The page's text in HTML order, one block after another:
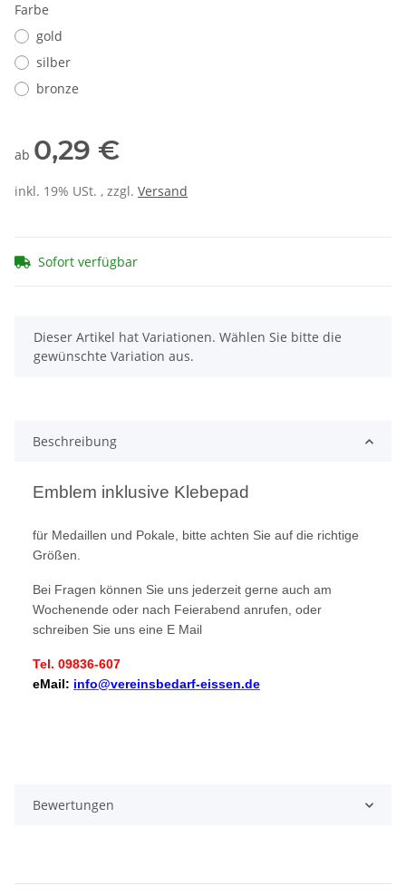
Farbe
gold
silber
bronze
ab 0,29 €
inkl. 19% USt. , zzgl. Versand
Sofort verfügbar
x
Dieser Artikel hat Variationen. Wählen Sie bitte die
gewünschte Variation aus.
Beschreibung
Emblem inklusive Klebepad
für Medaillen und Pokale, bitte achten Sie auf die richtige
Größen.
Bei Fragen können Sie uns jederzeit gerne auch am
Wochenende oder nach Feierabend anrufen, oder
schreiben Sie uns eine E Mail
Tel. 09836-607
eMail: info@vereinsbedarf-eissen.de
Bewertungen